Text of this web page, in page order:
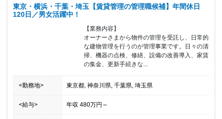
していきたい方にもお勧めの案件となっております。
東京・横浜・千葉・埼玉【賃貸管理の管理職候補】年間休日
120日／男女活躍中！
【業務内容】
オーナーさまから物件の管理を受託し、日常的
な建物管理を行うのが管理事業です。日々の清
掃、機器の点検、修繕、設備の改善導入、家賃
の集金、更新手続きな...
<勤務地> 東京都, 神奈川県, 千葉県, 埼玉県
<給与> 年収 480万円 ～